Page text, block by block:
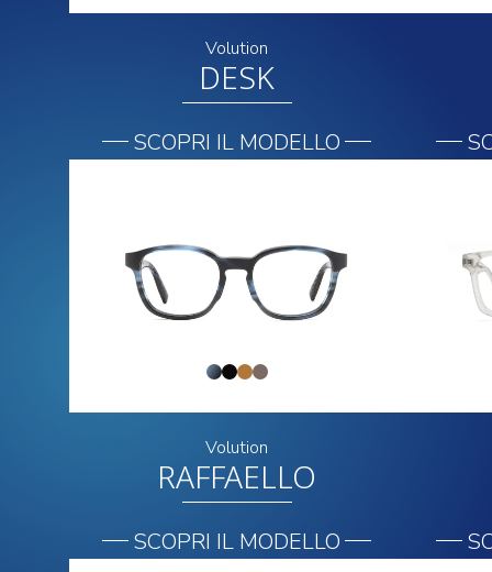
Volution
DESK
SCOPRI IL MODELLO
Volution
RAFFAELLO
SCOPRI IL MODELLO